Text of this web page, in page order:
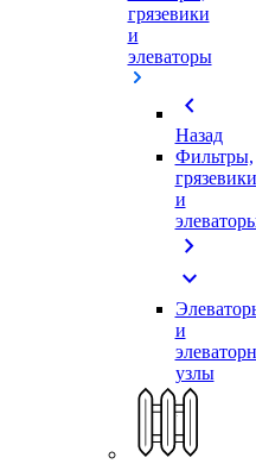
грязевики
и
элеваторы
chevron_left
Назад
Фильтры,
грязевики
и
chevron_right
expand_more
и
узлы